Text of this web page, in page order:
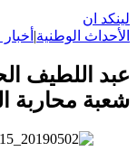
لينكد ان
الأحداث الوطنية|
عبد اللطيف
شعبة محاربة